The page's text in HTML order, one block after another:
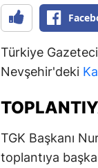
Türkiye
Nevşehir'deki
TGK Başkanı
toplantıya